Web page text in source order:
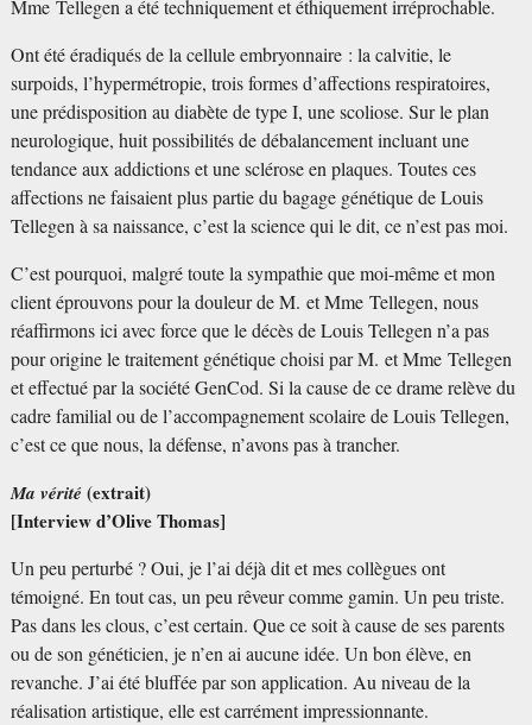
Mme Tellegen a été techniquement et éthiquement irréprochable.
Ont été éradiqués de la cellule embryonnaire : la calvitie, le
surpoids, l’hypermétropie, trois formes d’affections respiratoires,
une prédisposition au diabète de type I, une scoliose. Sur le plan
neurologique, huit possibilités de débalancement incluant une
tendance aux addictions et une sclérose en plaques. Toutes ces
affections ne faisaient plus partie du bagage génétique de Louis
Tellegen à sa naissance, c’est la science qui le dit, ce n’est pas moi.
C’est pourquoi, malgré toute la sympathie que moi-même et mon
client éprouvons pour la douleur de M. et Mme Tellegen, nous
réaffirmons ici avec force que le décès de Louis Tellegen n’a pas
pour origine le traitement génétique choisi par M. et Mme Tellegen
et effectué par la société GenCod. Si la cause de ce drame relève du
cadre familial ou de l’accompagnement scolaire de Louis Tellegen,
c’est ce que nous, la défense, n’avons pas à trancher.
Ma vérité(extrait)
[Interview d’Olive Thomas]
Un peu perturbé ? Oui, je l’ai déjà dit et mes collègues ont
témoigné. En tout cas, un peu rêveur comme gamin. Un peu triste.
Pas dans les clous, c’est certain. Que ce soit à cause de ses parents
ou de son généticien, je n’en ai aucune idée. Un bon élève, en
revanche. J’ai été bluffée par son application. Au niveau de la
réalisation artistique, elle est carrément impressionnante.